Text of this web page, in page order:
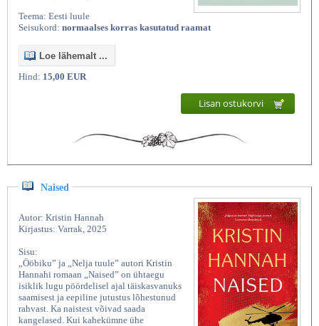
Teema: Eesti luule
Seisukord: normaalses korras kasutatud raamat
Loe lähemalt ...
Hind: 15,00 EUR
Lisan ostukorvi
Naised
Autor: Kristin Hannah
Kirjastus: Varrak, 2025
Sisu:
„Ööbiku” ja „Nelja tuule” autori Kristin
Hannahi romaan „Naised” on ühtaegu
isiklik lugu pöördelisel ajal täiskasvanuks
saamisest ja eepiline jutustus lõhestunud
rahvast. Ka naistest võivad saada
kangelased. Kui kahekümne ühe